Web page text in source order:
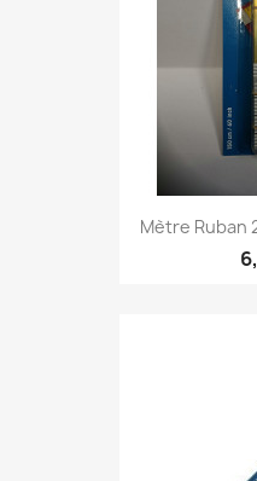
Mètre Ruban